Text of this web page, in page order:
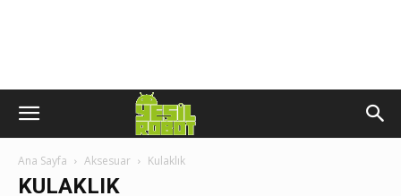
Ana Sayfa Aksesuar Kulaklık
KULAKLIK